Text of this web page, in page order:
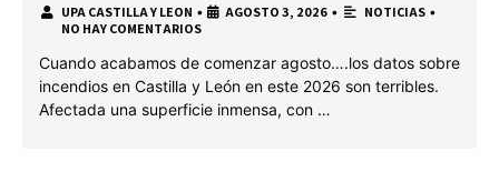
UPA CASTILLA Y LEON • AGOSTO 3, 2026 • NOTICIAS •
NO HAY COMENTARIOS
Cuando acabamos de comenzar agosto….los datos sobre
incendios en Castilla y León en este 2026 son terribles.
Afectada una superficie inmensa, con …